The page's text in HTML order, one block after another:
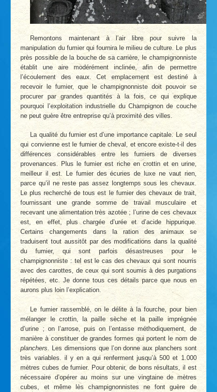
Remontons maintenant à l’air libre pour suivre la
manipulation du fumier qui fournira le milieu de culture. Le plus
près possible de la bouche de sa carrière, le champignonniste
établit une aire modérément inclinée, afin de permettre
l’écoulement des eaux. Cet emplacement est destiné à
recevoir le fumier, que le champignonniste doit pouvoir se
procurer par grandes quantités à la fois, ce qui explique
pourquoi l’exploitation industrielle du Champignon de couche
ne peut guère être entreprise qu’à proximité des villes.
La qualité du fumier est d’une importance capitale. Le seul
qui convienne est le fumier de cheval, et encore existe-t-il des
différences considérables entre les fumiers de diverses
provenances. Plus le fumier est riche en crottin et en urine,
meilleur il est. Le fumier des écuries de luxe ne vaut rien,
parce qu’il ne reste pas assez longtemps sous les chevaux.
Le plus recherché de tous est le fumier des chevaux de trait,
fournissant une grande somme de travail musculaire et
recevant une alimentation très azotée ; l’urine de ces chevaux
est, en effet, plus chargée d’urée et d’acide hippurique.
Certains changements dans la ration des animaux se
traduisent tout aussitôt par des modifications dans la qualité
du fumier, qui sont parfois désastreuses pour le
champignonniste : tel est le cas des chevaux qui sont nourris
avec des carottes, de ceux qui sont soumis à des purgations
répétées, etc. Je donne tous ces détails parce que nous en
aurons plus loin l’explication.
Le fumier rassemblé, on le délite à la fourche, pour bien
mélanger le crottin, la paille sèche et la paille imprégnée
d’urine ; on l’arrose, puis on l’entasse méthodiquement, de
manière à constituer de grandes formes qui portent le nom de
planchers . Les dimensions que l’on donne aux planchers sont
très variables. il y en a qui renferment jusqu’à 500 et 1.000
mètres cubes de fumier. Pour obtenir, de bons résultats, il est
nécessaire d’opérer au moins sur une vingtaine de mètres
cubes, et même lès champignonnistes ne font guère de